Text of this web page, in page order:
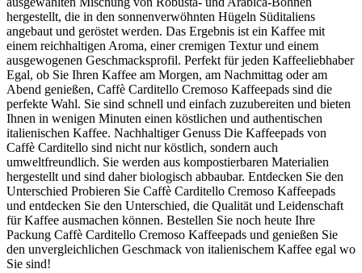
hergestellt, die in den sonnenverwöhnten Hügeln Süditaliens
angebaut und geröstet werden. Das Ergebnis ist ein Kaffee mit
einem reichhaltigen Aroma, einer cremigen Textur und einem
ausgewogenen Geschmacksprofil. Perfekt für jeden Kaffeeliebhaber
Egal, ob Sie Ihren Kaffee am Morgen, am Nachmittag oder am
Abend genießen, Caffè Carditello Cremoso Kaffeepads sind die
perfekte Wahl. Sie sind schnell und einfach zuzubereiten und bieten
Ihnen in wenigen Minuten einen köstlichen und authentischen
italienischen Kaffee. Nachhaltiger Genuss Die Kaffeepads von
Caffè Carditello sind nicht nur köstlich, sondern auch
umweltfreundlich. Sie werden aus kompostierbaren Materialien
hergestellt und sind daher biologisch abbaubar. Entdecken Sie den
Unterschied Probieren Sie Caffè Carditello Cremoso Kaffeepads
und entdecken Sie den Unterschied, die Qualität und Leidenschaft
für Kaffee ausmachen können. Bestellen Sie noch heute Ihre
Packung Caffè Carditello Cremoso Kaffeepads und genießen Sie
den unvergleichlichen Geschmack von italienischem Kaffee egal wo
Sie sind!